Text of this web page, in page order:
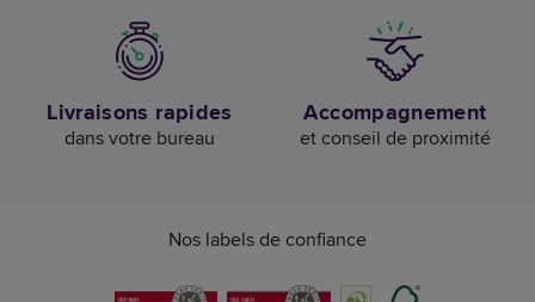
Livraisons rapides
dans votre bureau
Accompagnement
et conseil de proximité
Nos labels de confiance